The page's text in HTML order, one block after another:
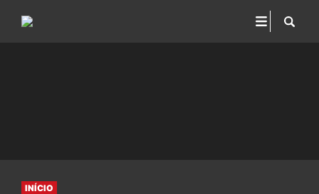
INÍCIO